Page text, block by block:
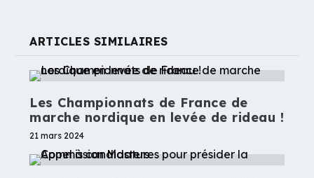
ARTICLES SIMILAIRES
Les Championnats de France de
marche nordique en levée de rideau !
21 mars 2024